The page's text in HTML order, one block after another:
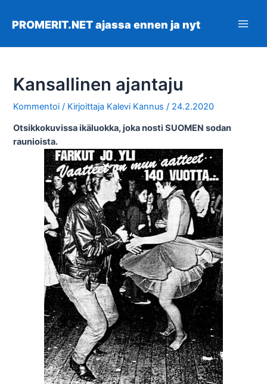
sisältöön
PROMERIT.NET ajassa ennen ja nyt
Kansallinen ajantaju
Kommentoi / Kirjoittaja Kalevi Kannus/ 24.2.2020
Otsikkokuvissa ikäluokka, joka nosti SUOMEN sodan
raunioista.